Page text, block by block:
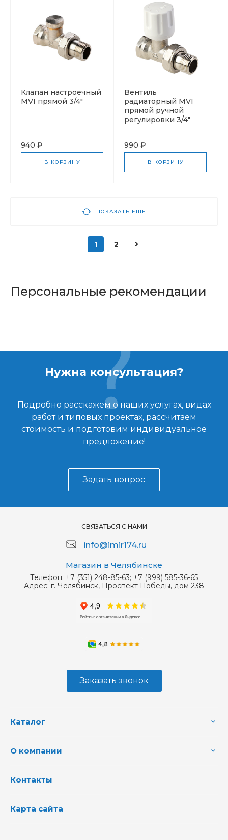
Клапан настроечный
MVI прямой 3/4"
940 ₽
В КОРЗИНУ
Вентиль
радиаторный MVI
прямой ручной
регулировки 3/4"
990 ₽
В КОРЗИНУ
ПОКАЗАТЬ ЕЩЕ
1 2
Персональные рекомендации
Нужна консультация?
Подробно расскажем о наших услугах, видах
работ и типовых проектах, рассчитаем
стоимость и подготовим индивидуальное
предложение!
Задать вопрос
СВЯЗАТЬСЯ С НАМИ
info@imir174.ru
Магазин в Челябинске
Телефон: +7 (351) 248-85-63; +7 (999) 585-36-65
Адрес: г. Челябинск, Проспект Победы, дом 238
Заказать звонок
Каталог
О компании
Контакты
Карта сайта